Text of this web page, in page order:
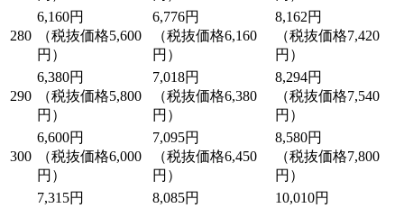
280
6,160円
（税抜価格5,600
円）
6,776円
（税抜価格6,160
円）
8,162円
（税抜価格7,420
円）
290
6,380円
（税抜価格5,800
円）
7,018円
（税抜価格6,380
円）
8,294円
（税抜価格7,540
円）
300
6,600円
（税抜価格6,000
円）
7,095円
（税抜価格6,450
円）
8,580円
（税抜価格7,800
円）
7,315円
8,085円
10,010円